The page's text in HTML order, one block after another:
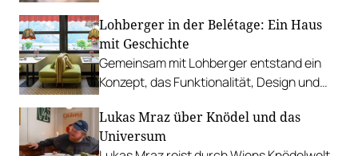
Tacos bis hin zu syrischer Marktküche.
Lohberger in der Belétage: Ein Haus
mit Geschichte
Gemeinsam mit Lohberger entstand ein
Konzept, das Funktionalität, Design und
Lukas Mraz über Knödel und das
Universum